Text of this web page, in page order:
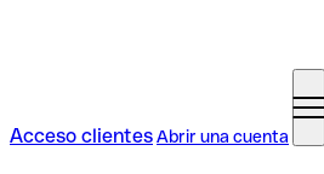
Acceso clientesAbrir una cuenta